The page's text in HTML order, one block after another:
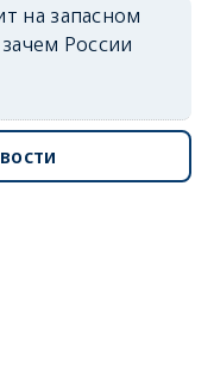
на запасном
России